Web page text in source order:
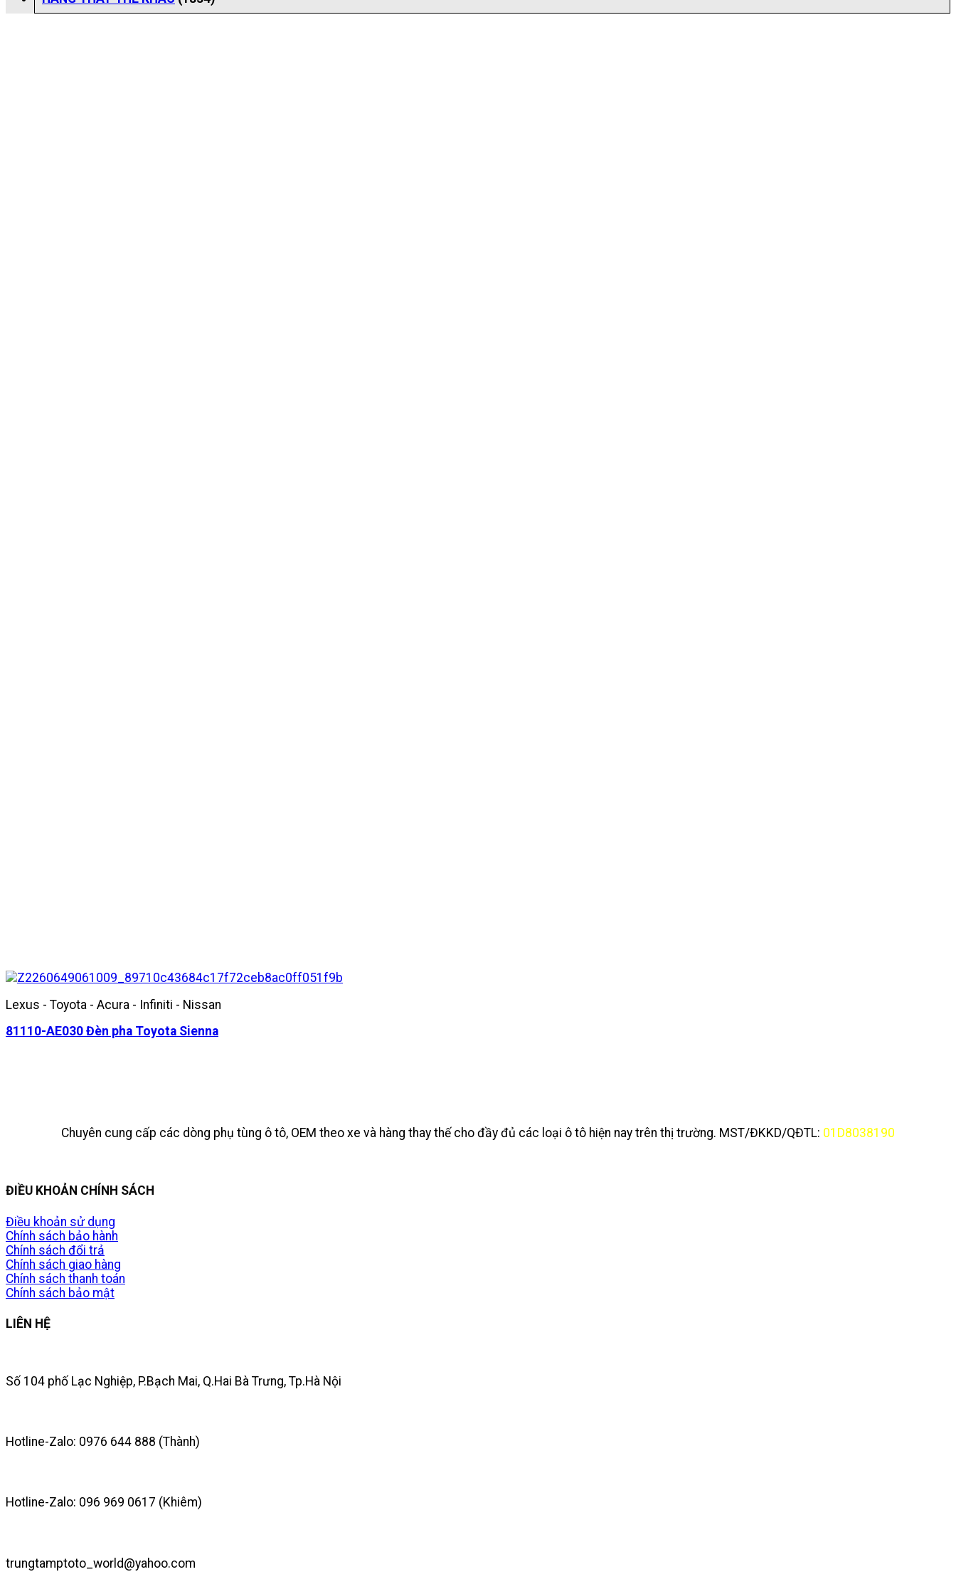
Lexus - Toyota - Acura - Infiniti - Nissan
81110-AE030 Đèn pha Toyota Sienna
Chuyên cung cấp các dòng phụ tùng ô tô, OEM theo xe và hàng thay thế cho đầy đủ các loại ô tô hiện nay trên thị trường. MST/ĐKKD/QĐTL: 01D8038190
ĐIỀU KHOẢN CHÍNH SÁCH
Điều khoản sử dụng
Chính sách bảo hành
Chính sách đổi trả
Chính sách giao hàng
Chính sách thanh toán
Chính sách bảo mật
LIÊN HỆ
Số 104 phố Lạc Nghiệp, P.Bạch Mai, Q.Hai Bà Trưng, Tp.Hà Nội
Hotline-Zalo: 0976 644 888 (Thành)
Hotline-Zalo: 096 969 0617 (Khiêm)
trungtamptoto_world@yahoo.com